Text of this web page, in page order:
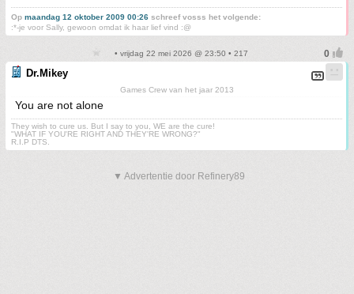
Op maandag 12 oktober 2009 00:26 schreef vosss het volgende:
:*-je voor Sally, gewoon omdat ik haar lief vind :@
• vrijdag 22 mei 2026 @ 23:50 • 217
Dr.Mikey
Games Crew van het jaar 2013
You are not alone
They wish to cure us. But I say to you, WE are the cure!
"WHAT IF YOU'RE RIGHT AND THEY'RE WRONG?"
R.I.P DTS.
▼ Advertentie door Refinery89